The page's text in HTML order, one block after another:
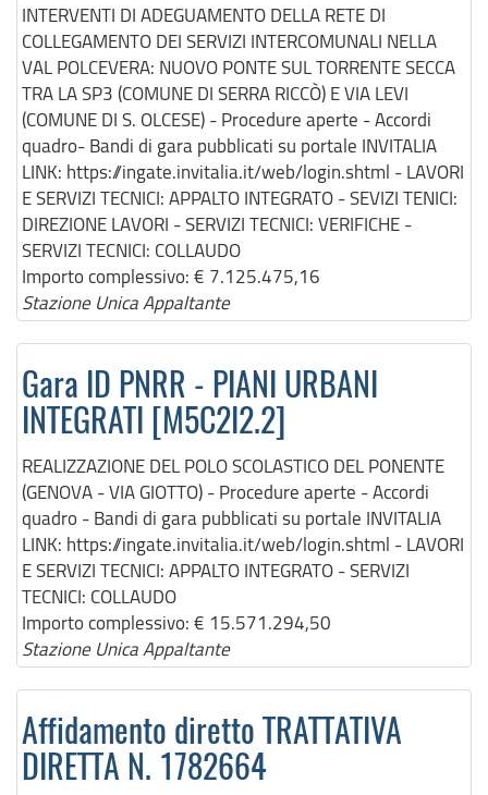
INTERVENTI DI ADEGUAMENTO DELLA RETE DI
COLLEGAMENTO DEI SERVIZI INTERCOMUNALI NELLA
VAL POLCEVERA: NUOVO PONTE SUL TORRENTE SECCA
TRA LA SP3 (COMUNE DI SERRA RICCÒ) E VIA LEVI
(COMUNE DI S. OLCESE) - Procedure aperte - Accordi
quadro- Bandi di gara pubblicati su portale INVITALIA
LINK: https://ingate.invitalia.it/web/login.shtml - LAVORI
E SERVIZI TECNICI: APPALTO INTEGRATO - SEVIZI TENICI:
DIREZIONE LAVORI - SERVIZI TECNICI: VERIFICHE -
SERVIZI TECNICI: COLLAUDO
Importo complessivo: € 7.125.475,16
Stazione Unica Appaltante
Gara ID PNRR - PIANI URBANI
INTEGRATI [M5C2I2.2]
REALIZZAZIONE DEL POLO SCOLASTICO DEL PONENTE
(GENOVA - VIA GIOTTO) - Procedure aperte - Accordi
quadro - Bandi di gara pubblicati su portale INVITALIA
LINK: https://ingate.invitalia.it/web/login.shtml - LAVORI
E SERVIZI TECNICI: APPALTO INTEGRATO - SERVIZI
TECNICI: COLLAUDO
Importo complessivo: € 15.571.294,50
Stazione Unica Appaltante
Affidamento diretto TRATTATIVA
DIRETTA N. 1782664